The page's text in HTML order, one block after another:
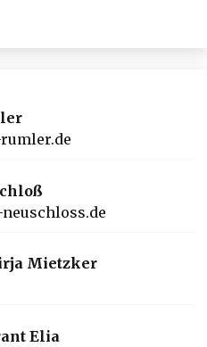
Mietzker
Elia